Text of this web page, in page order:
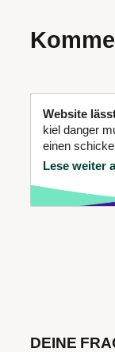
Website
kiel danger
einen
Lese weiter
DEINE